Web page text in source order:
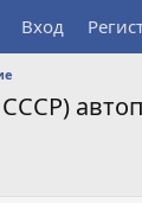
Вход